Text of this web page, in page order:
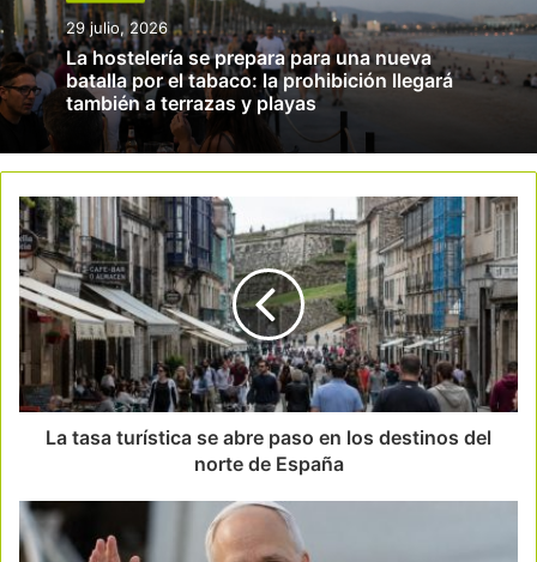
29 julio, 2026
La hostelería se prepara para una nueva
batalla por el tabaco: la prohibición llegará
también a terrazas y playas
La tasa turística se abre paso en los destinos del
norte de España